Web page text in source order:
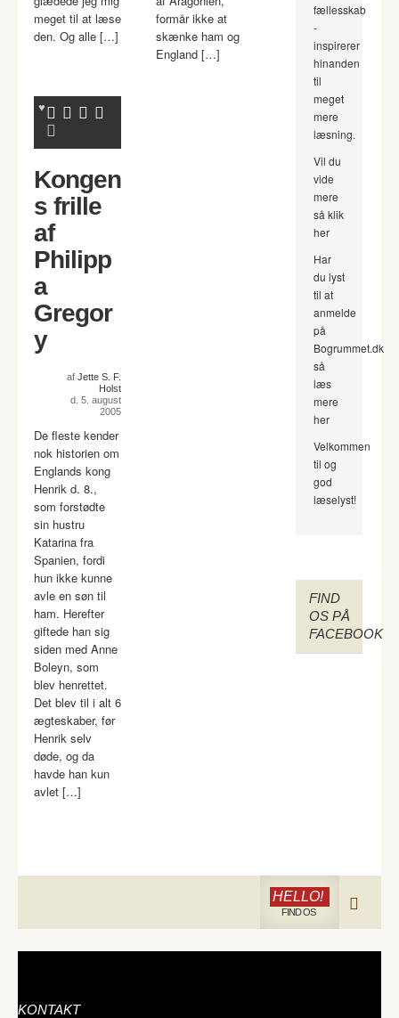
meget til at læse
den. Og alle […]
formår ikke at
skænke ham og
England […]
Kongen
s frille
af
Philipp
a
Gregor
y
af Jette S. F.
Holst
d. 5. august
2005
De fleste kender
nok historien om
Englands kong
Henrik d. 8.,
som forstødte
sin hustru
Katarina fra
Spanien, fordi
hun ikke kunne
avle en søn til
ham. Herefter
giftede han sig
siden med Anne
Boleyn, som
blev henrettet.
Det blev til i alt 6
ægteskaber, før
Henrik selv
døde, og da
havde han kun
avlet […]
fællesskab
-
inspirerer
hinanden
til
meget
mere
læsning.
Vil du
vide
mere
så klik
her
Har
du lyst
til at
anmelde
på
Bogrummet.dk
så
læs
mere
her
Velkommen
til og
god
læselyst!
FIND
OS PÅ
FACEBOOK
HELLO!
FIND OS
KONTAKT